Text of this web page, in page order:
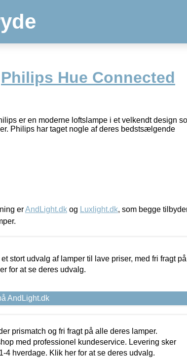
Philips Hue Connected
er en moderne loftslampe i et velkendt design
Philips har taget nogle af deres bedstsælgende
erAndLight.dk og Luxlight.dk, som begge
stort udvalg af lamper til lave priser, med fri fragt på
for at se deres udvalg.
AndLight.dk
prismatch og fri fragt på alle deres lamper.
med professionel kundeservice. Levering sker
4 hverdage. Klik her for at se deres udvalg.